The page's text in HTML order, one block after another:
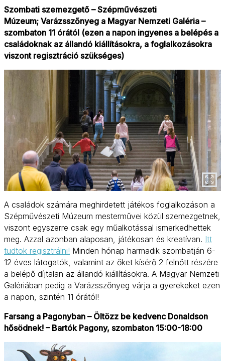
Szombati szemezgető – Szépművészeti
Múzeum; Varázsszőnyeg a Magyar Nemzeti Galéria –
szombaton 11 órától (ezen a napon ingyenes a belépés a
családoknak az állandó kiállításokra, a foglalkozásokra
viszont regisztráció szükséges)
A családok számára meghirdetett játékos foglalkozáson a
Szépművészeti Múzeum mesterművei közül szemezgetnek,
viszont egyszerre csak egy műalkotással ismerkedhettek
meg. Azzal azonban alaposan, játékosan és kreatívan. Itt
tudtok regisztrálni! Minden hónap harmadik szombatján 6-
12 éves látogatók, valamint az őket kísérő 2 felnőtt részére
a belépő díjtalan az állandó kiállításokra. A Magyar Nemzeti
Galériában pedig a Varázsszőnyeg várja a gyerekeket ezen
a napon, szintén 11 órától!
Farsang a Pagonyban – Öltözz be kedvenc Donaldson
hősödnek! – Bartók Pagony, szombaton 15:00-18:00